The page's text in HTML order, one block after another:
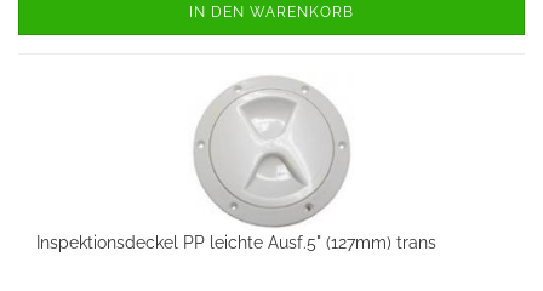
IN DEN WARENKORB
Inspektionsdeckel PP leichte Ausf.5" (127mm) trans